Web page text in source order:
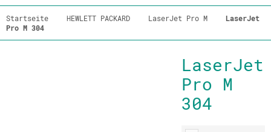
Startseite HEWLETT PACKARD LaserJet Pro M
LaserJet
Pro M 304
LaserJet
Pro M
304